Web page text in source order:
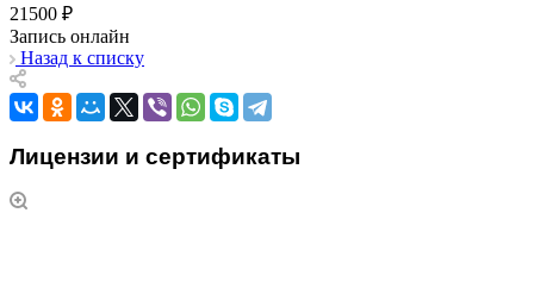
21500 ₽
Запись онлайн
Назад к списку
Лицензии и сертификаты